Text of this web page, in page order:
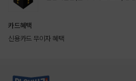
카드혜택
신용카드 무이자 혜택